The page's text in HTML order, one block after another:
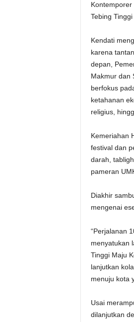
Tebing
Kendati
karena
depan,
Makmur dan
berfokus
ketahanan
religius,
Kemeriahan
festival dan
darah,
pameran
Diakhir
mengenai
“Perjalanan
menyatukan
Tinggi Maju
lanjutkan
menuju kota
Usai
dilanjutkan